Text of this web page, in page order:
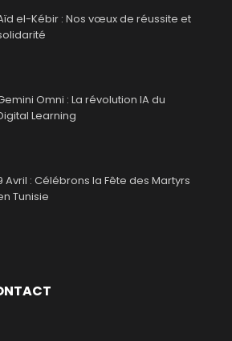
el-Kébir : Nos vœux de réussite et
Omni : La révolution IA du
Learning
Avril : Célébrons la Fête des Martyrs
Tunisie